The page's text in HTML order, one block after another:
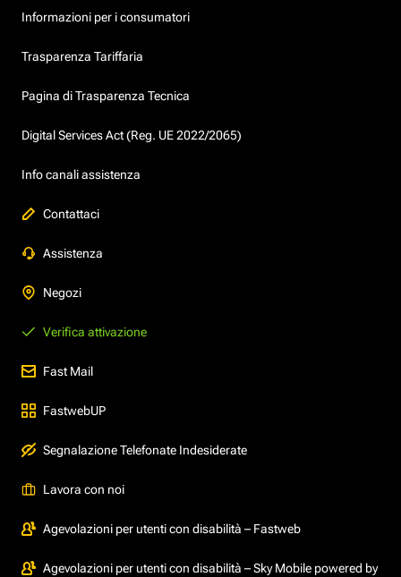
Informazioni per i consumatori
Trasparenza Tariffaria
Pagina di Trasparenza Tecnica
Digital Services Act (Reg. UE 2022/2065)
Info canali assistenza
Contattaci
Assistenza
Negozi
Verifica attivazione
Fast Mail
FastwebUP
Segnalazione Telefonate Indesiderate
Lavora con noi
Agevolazioni per utenti con disabilità – Fastweb
Agevolazioni per utenti con disabilità – Sky Mobile powered by